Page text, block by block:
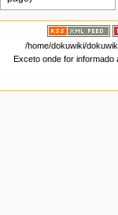
/home/dokuwiki/
Exceto onde for